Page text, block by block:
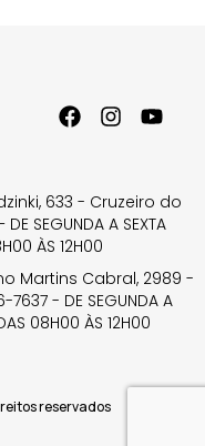
633 - Cruzeiro do
SEGUNDA A SEXTA
ÀS 12H00
Martins Cabral, 2989 -
- DE SEGUNDA A
08H00 ÀS 12H00
reservados